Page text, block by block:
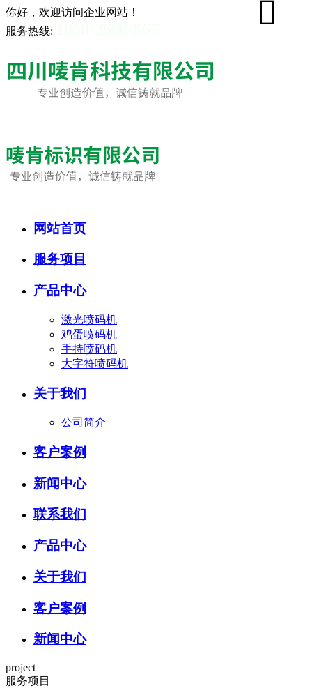
你好，欢迎访问企业网站！
服务热线:
网站首页
服务项目
产品中心
激光喷码机
鸡蛋喷码机
手持喷码机
大字符喷码机
关于我们
公司简介
客户案例
新闻中心
联系我们
产品中心
关于我们
客户案例
新闻中心
project
服务项目